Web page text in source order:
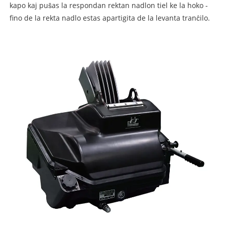
kapo kaj puŝas la respondan rektan nadlon tiel ke la hoko -
fino de la rekta nadlo estas apartigita de la levanta tranĉilo.